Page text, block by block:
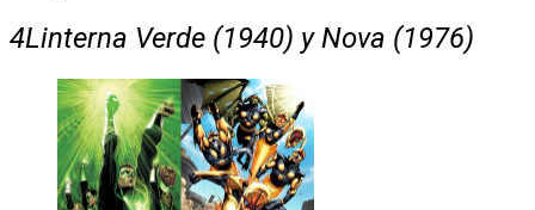
4Linterna Verde (1940) y Nova (1976)